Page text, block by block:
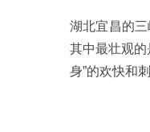
湖北宜昌的
其中最壮观的
身”的欢快和